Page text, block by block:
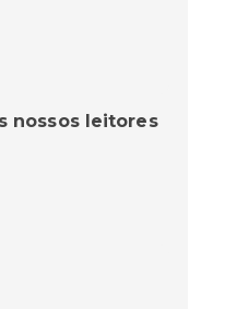
nossos leitores